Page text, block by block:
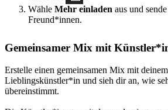
Wähle Mehr einladen aus und
Freund*innen.
Gemeinsamer Mix mit
Erstelle einen gemeinsamen Mix mit
Lieblingskünstler*in und sieh dir an, wie
übereinstimmt.